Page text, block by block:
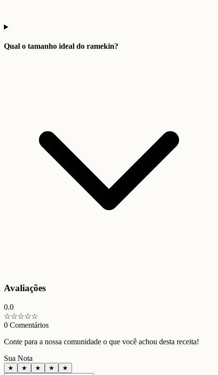
Qual o tamanho ideal do ramekin?
Avaliações
0.0
☆☆☆☆☆
0 Comentários
Conte para a nossa comunidade o que você achou desta receita!
Sua Nota
★ ★ ★ ★ ★